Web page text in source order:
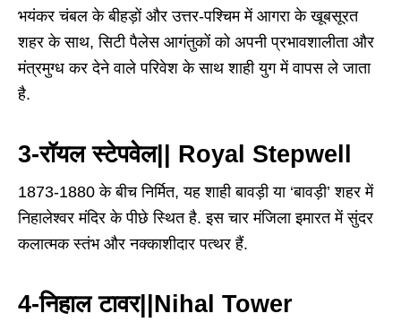
भयंकर चंबल के बीहड़ों और उत्तर-पश्चिम में आगरा के खूबसूरत
शहर के साथ, सिटी पैलेस आगंतुकों को अपनी प्रभावशालीता और
मंत्रमुग्ध कर देने वाले परिवेश के साथ शाही युग में वापस ले जाता
है.
3-रॉयल स्टेपवेल|| Royal Stepwell
1873-1880 के बीच निर्मित, यह शाही बावड़ी या ‘बावड़ी’ शहर में
निहालेश्वर मंदिर के पीछे स्थित है. इस चार मंजिला इमारत में सुंदर
कलात्मक स्तंभ और नक्काशीदार पत्थर हैं.
4-निहाल टावर||Nihal Tower